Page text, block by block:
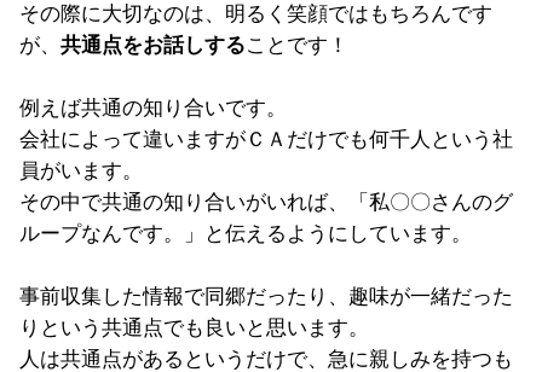
その際に大切なのは、明るく笑顔ではもちろんです
が、 共通点をお話しすることです！
例えば共通の知り合いです。
会社によって違いますがＣＡだけでも何千人という社
員がいます。
その中で共通の知り合いがいれば、「私〇〇さんのグ
ループなんです。」と伝えるようにしています。
事前収集した情報で同郷だったり、趣味が一緒だった
りという共通点でも良いと思います。
人は共通点があるというだけで、急に親しみを持つも